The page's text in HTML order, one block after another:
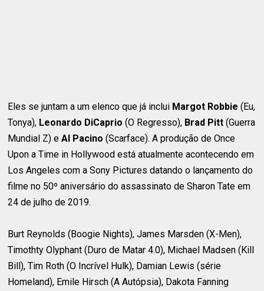
Eles se juntam a um elenco que já inclui Margot Robbie (Eu,
Tonya), Leonardo DiCaprio (O Regresso), Brad Pitt (Guerra
Mundial Z) e Al Pacino (Scarface). A produção de Once
Upon a Time in Hollywood está atualmente acontecendo em
Los Angeles com a Sony Pictures datando o lançamento do
filme no 50º aniversário do assassinato de Sharon Tate em
24 de julho de 2019.
Burt Reynolds (Boogie Nights), James Marsden (X-Men),
Timothty Olyphant (Duro de Matar 4.0), Michael Madsen (Kill
Bill), Tim Roth (O Incrível Hulk), Damian Lewis (série
Homeland), Emile Hirsch (A Autópsia), Dakota Fanning